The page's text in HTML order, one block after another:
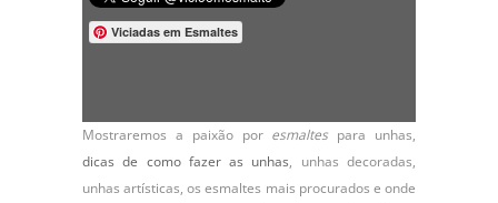
Viciadas em Esmaltes
Mostraremos a paixão por esmaltes para unhas,
dicas de como fazer as unhas, unhas decoradas,
unhas artísticas, osesmaltes mais procurados e onde